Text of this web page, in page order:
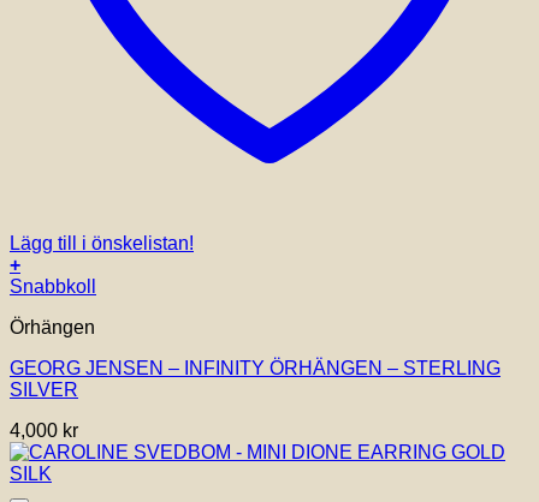
Lägg till i önskelistan!
+
Snabbkoll
Örhängen
GEORG JENSEN – INFINITY ÖRHÄNGEN – STERLING
SILVER
4,000 kr